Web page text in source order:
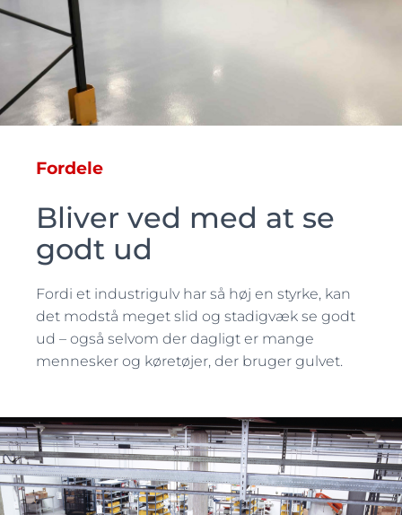
Fordele
Bliver ved med at se
godt ud
Fordi et industrigulv har så høj en styrke, kan
det modstå meget slid og stadigvæk se godt
ud – også selvom der dagligt er mange
mennesker og køretøjer, der bruger gulvet.